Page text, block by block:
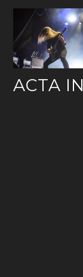
Skip
content
ACTA